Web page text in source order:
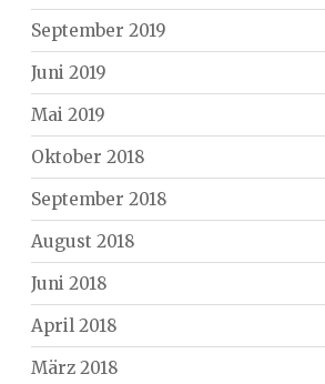
September 2019
Juni 2019
Mai 2019
Oktober 2018
September 2018
August 2018
Juni 2018
April 2018
März 2018